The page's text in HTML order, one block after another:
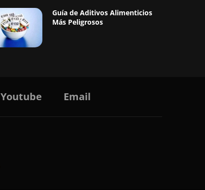
Guía de Aditivos Alimenticios
Más Peligrosos
Youtube Email